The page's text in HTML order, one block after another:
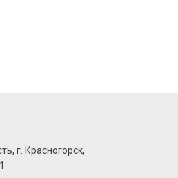
г. Красногорск,